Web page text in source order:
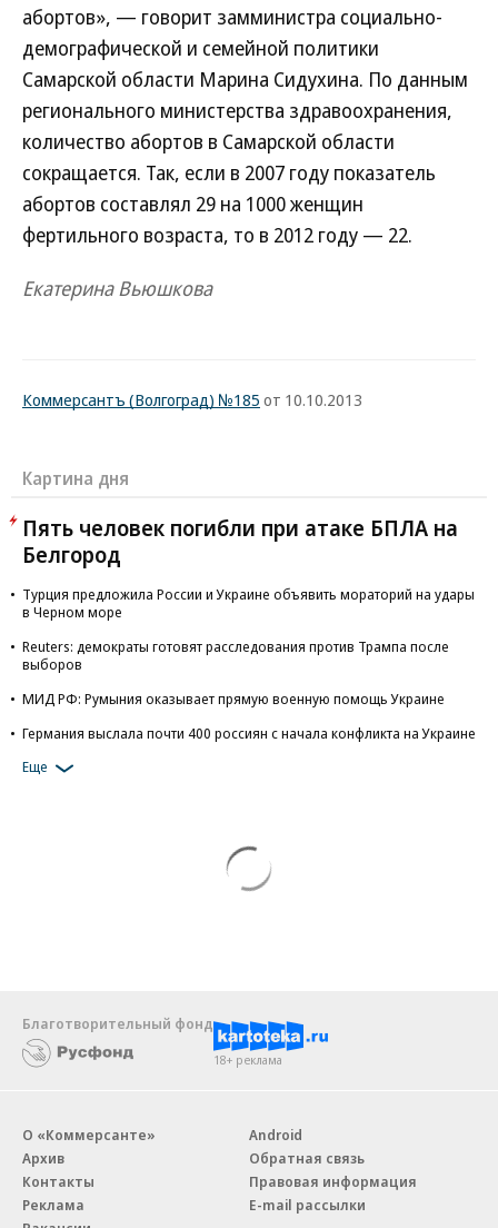
абортов», — говорит замминистра социально-
демографической и семейной политики
Самарской области Марина Сидухина. По данным
регионального министерства здравоохранения,
количество абортов в Самарской области
сокращается. Так, если в 2007 году показатель
абортов составлял 29 на 1000 женщин
фертильного возраста, то в 2012 году — 22.
Екатерина Вьюшкова
Коммерсантъ (Волгоград) №185 от 10.10.2013
Картина дня
Пять человек погибли при атаке БПЛА на
Белгород
Турция предложила России и Украине объявить мораторий на удары
в Черном море
Reuters: демократы готовят расследования против Трампа после
выборов
МИД РФ: Румыния оказывает прямую военную помощь Украине
Германия выслала почти 400 россиян с начала конфликта на Украине
Еще
Благотворительный фонд
18+ реклама
О «Коммерсанте»
Архив
Контакты
Реклама
Android
Обратная связь
Правовая информация
E-mail рассылки